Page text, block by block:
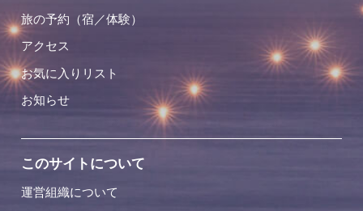
旅の予約（宿／体験）
アクセス
お気に入りリスト
お知らせ
このサイトについて
運営組織について